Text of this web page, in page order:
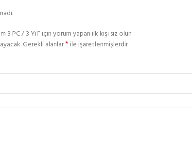
3 PC / 3 Yıl” için yorum yapan ilk kişi siz olun
Gerekli alanlar*ile işaretlenmişlerdir